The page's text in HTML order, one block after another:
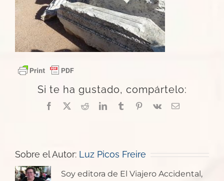
Si te ha gustado, compártelo:
Facebook
X RedditLinkedInTumblrPinterest
Vk
Correo
Sobre el Autor: Luz Picos Freire
Soy editora de El Viajero Accidental,